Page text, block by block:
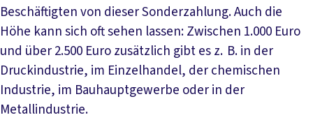
Beschäftigten von dieser Sonderzahlung. Auch die
Höhe kann sich oft sehen lassen: Zwischen 1.000 Euro
und über 2.500 Euro zusätzlich gibt es z. B. in der
Druckindustrie, im Einzelhandel, der chemischen
Industrie, im Bauhauptgewerbe oder in der
Metallindustrie.